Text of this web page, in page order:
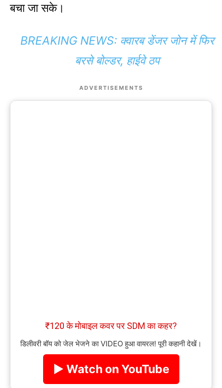
बचा जा सके।
BREAKING NEWS: क्वारब डेंजर जोन में फिर
बरसे बोल्डर, हाईवे ठप
ADVERTISEMENTS
₹120 के मोबाइल कवर पर SDM का कहर?
डिलीवरी बॉय को जेल भेजने का VIDEO हुआ वायरल! पूरी कहानी देखें।
▶ Watch on YouTube